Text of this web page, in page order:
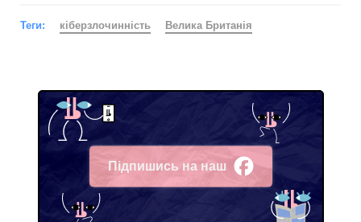
Теги: кіберзлочинність Велика Британія
Підпишись на наш
Facebook